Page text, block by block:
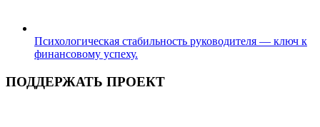
Психологическая стабильность руководителя — ключ к
финансовому успеху.
ПОДДЕРЖАТЬ ПРОЕКТ